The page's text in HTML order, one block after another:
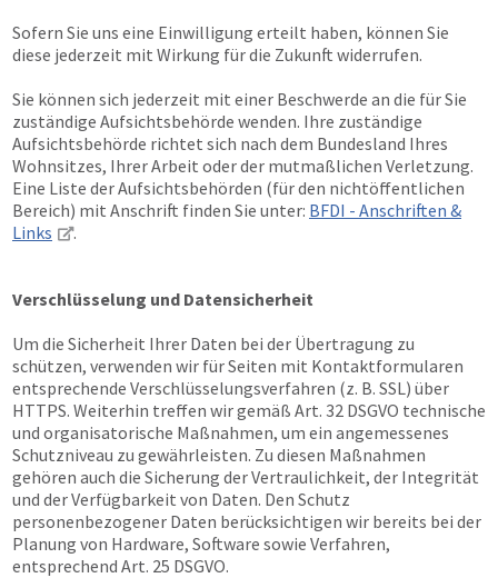
Sofern Sie uns eine Einwilligung erteilt haben, können Sie
diese jederzeit mit Wirkung für die Zukunft widerrufen.
Sie können sich jederzeit mit einer Beschwerde an die für Sie
zuständige Aufsichtsbehörde wenden. Ihre zuständige
Aufsichtsbehörde richtet sich nach dem Bundesland Ihres
Wohnsitzes, Ihrer Arbeit oder der mutmaßlichen Verletzung.
Eine Liste der Aufsichtsbehörden (für den nichtöffentlichen
Bereich) mit Anschrift finden Sie unter: BFDI - Anschriften &
Links
.
Verschlüsselung und Datensicherheit
Um die Sicherheit Ihrer Daten bei der Übertragung zu
schützen, verwenden wir für Seiten mit Kontaktformularen
entsprechende Verschlüsselungsverfahren (z. B. SSL) über
HTTPS. Weiterhin treffen wir gemäß Art. 32 DSGVO technische
und organisatorische Maßnahmen, um ein angemessenes
Schutzniveau zu gewährleisten. Zu diesen Maßnahmen
gehören auch die Sicherung der Vertraulichkeit, der Integrität
und der Verfügbarkeit von Daten. Den Schutz
personenbezogener Daten berücksichtigen wir bereits bei der
Planung von Hardware, Software sowie Verfahren,
entsprechend Art. 25 DSGVO.